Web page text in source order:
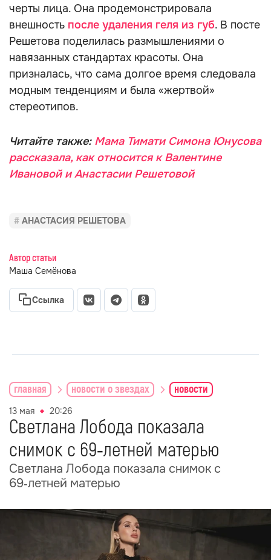
черты лица. Она продемонстрировала
внешность после удаления геля из губ. В посте
Решетова поделилась размышлениями о
навязанных стандартах красоты. Она
призналась, что сама долгое время следовала
модным тенденциям и была «жертвой»
стереотипов.
Читайте также: Мама Тимати Симона Юнусова
рассказала, как относится к Валентине
Ивановой и Анастасии Решетовой
АНАСТАСИЯ РЕШЕТОВА
Автор статьи
Маша Семёнова
Ссылка
главная новости о звездах новости
13 мая 20:26
Светлана Лобода показала
снимок с 69‑летней матерью
Светлана Лобода показала снимок с
69‑летней матерью